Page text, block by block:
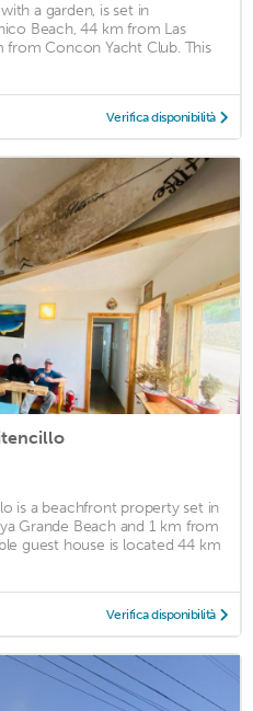
a garden, is set in
Beach, 44 km from Las
from Concon Yacht Club. This
Verifica disponibilità
is a beachfront property set in
Grande Beach and 1 km from
guest house is located 44 km
Verifica disponibilità